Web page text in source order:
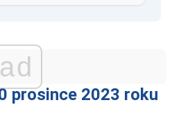
ad
prosince 2023 roku